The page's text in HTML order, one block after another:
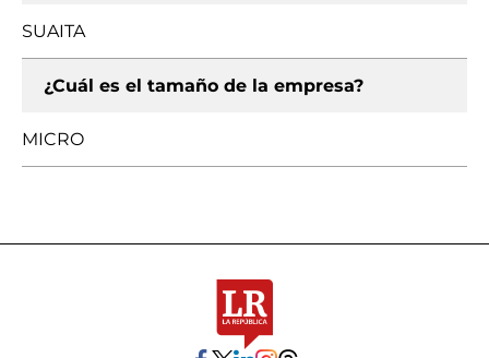
SUAITA
¿Cuál es el tamaño de la empresa?
MICRO